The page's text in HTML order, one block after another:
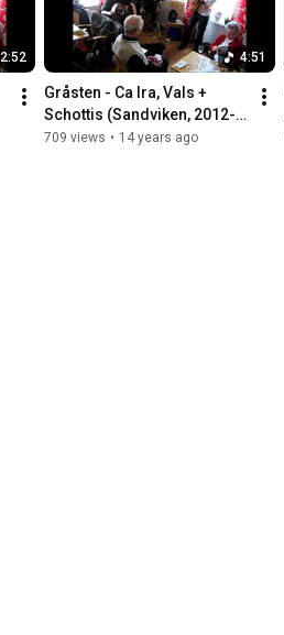
2:52 4:51
Gråsten - Ca Ira, Vals +
Schottis (Sandviken, 2012-
03-31)
709 views • 14 years ago